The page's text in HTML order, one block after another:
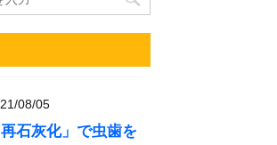
08/05
再石灰化」で虫歯を